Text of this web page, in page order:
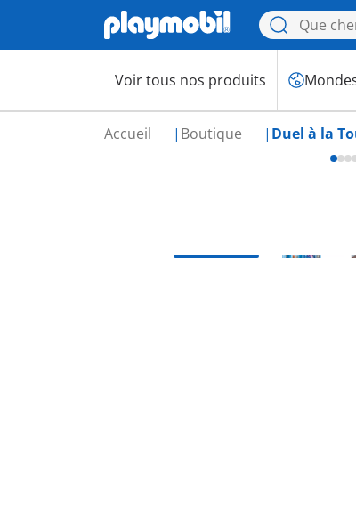
Voir tous nos produits
Accueil Boutique Duel à la